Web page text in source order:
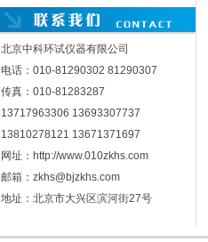
北京中科环试仪器有限公司
电话：010-81290302 81290307
传真：010-81283287
13717963306 13693307737
13810278121 13671371697
网址：http://www.010zkhs.com
邮箱：zkhs@bjzkhs.com
地址：北京市大兴区滨河街27号